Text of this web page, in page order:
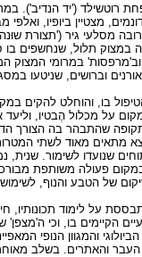
('יד הנדיב').
מצטיין ביופיו, ואלפי
מסלעי גיר ('תצורת
תלול, שנחשפים בו
במרומי
וברושים, שניטעו
הטיפול בו, והוחלט
על מכלול הֶבטיו, וליעד
שהתבהר בה הצורך
מתאים מאוד לשתי
לשימור. שנית,
פעולה משותפת
של הטבע והנוף, לשימוש
על לימוד תכונותיו,
הקיימים בו, וכי ה'מצפן'
והמגוון הנופי
והאתרים. בשלב